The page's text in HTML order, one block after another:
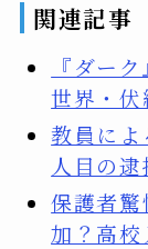
関連記事
『ダー
世界・伏
教員に
人目の
保護者
加？高